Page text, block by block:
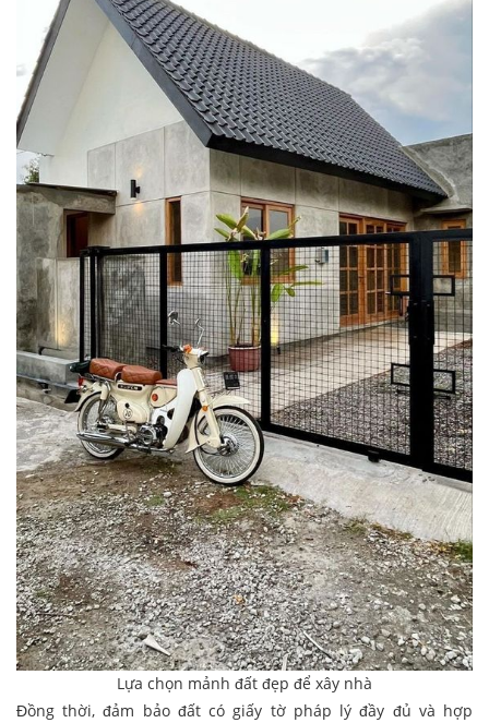
Lựa chọn mảnh đất đẹp để xây nhà
Đồng thời, đảm bảo đất có giấy tờ pháp lý đầy đủ và hợp